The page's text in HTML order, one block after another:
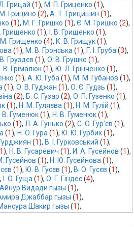
Грицай (1), М. П. Гриценко (1),
Грицино (2), А. Т. Грицишин (1),
(1), М. Г. Гришко (1), Є. М. Гришко (2),
Грищенко (1), І. В. Грищенко (1),
І. М. Грищенко (4), К. В. Грищук (1),
(1), M. В. Гронська (1), Г. І. Груба (3),
Груздєв (1), О. В. Грушко (1),
В. Грімалюк (1), Ю. Л. Грінченко (1),
(1), А. Ю. Губа (1), М. М. Губанов (1),
(1), О. В. Гуджан (1), О. Є. Гудзь (1),
(2), Б. С. Гузар (2), О. П. Гузенко (1),
(1), Н. М. Гуляєва (1), Н. М. Гулій (1),
В. Гуменюк (1), Н. В. Гуменюк (1),
(1), Л. А. Гунько (2), С. О. Гур'єв (1),
(1), Н. О. Гура (1), Ю. Ю. Гурбик (1),
(1), В. І. Гурковський (1),
1), Н. В. Гусаревич (1), И. А. Гусейнов (1),
Гусейнов (1), Н. Ю. Гусейнова (1),
(1), Ю. В. Гусєв (1), В. О. Гусєв (1),
І. О. Гуща (1), О. Г. Гіндес (4),
Видади гызы (1),
Джаббар гызы (1),
Шакир гызы (1),